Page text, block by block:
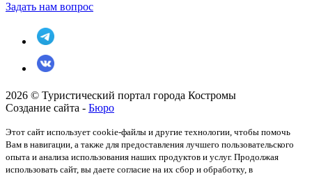
Задать нам вопрос
2026 © Туристический портал города Костромы
Создание сайта - Бюро
Этот сайт использует cookie-файлы и другие технологии, чтобы помочь
Вам в навигации, а также для предоставления лучшего пользовательского
опыта и анализа использования наших продуктов и услуг. Продолжая
использовать сайт, вы даете согласие на их сбор и обработку, в